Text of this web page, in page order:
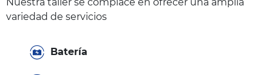
variedad de servicios
Batería